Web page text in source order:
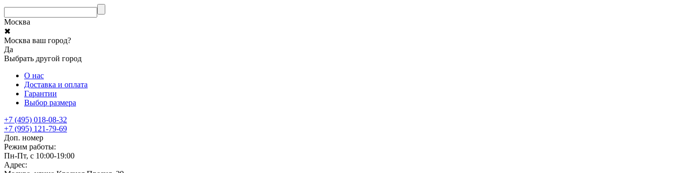
Москва
✖
Москва ваш город?
Да
Выбрать другой город
О нас
Доставка и оплата
Гарантии
Выбор размера
+7 (495) 018-08-32
+7 (995) 121-79-69
Доп. номер
Режим работы:
Пн-Пт, с 10:00-19:00
Адрес: